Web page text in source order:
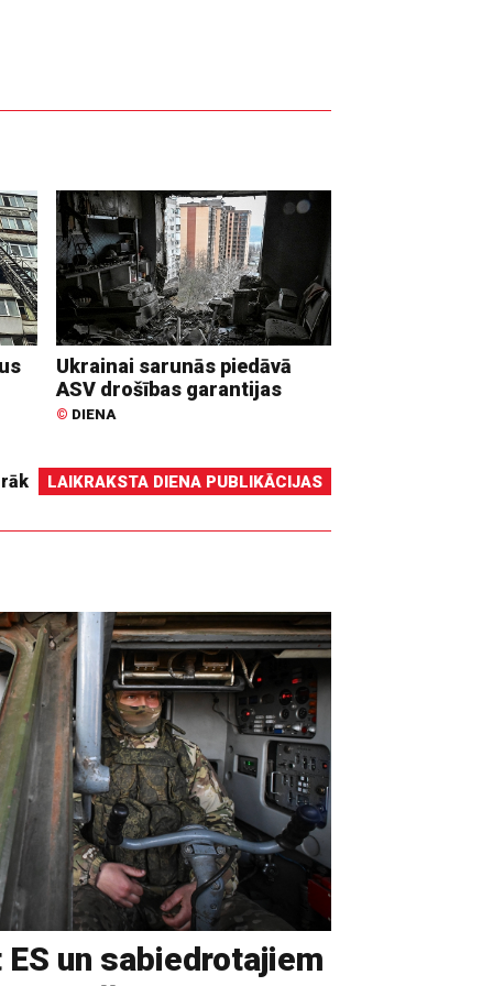
Ukrainai sarunās piedāvā
ASV drošības garantijas
© DIENA
LAIKRAKSTA DIENA PUBLIKĀCIJAS
un sabiedrotajiem